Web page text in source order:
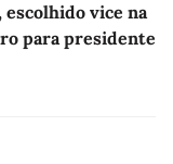
escolhido vice na
para presidente